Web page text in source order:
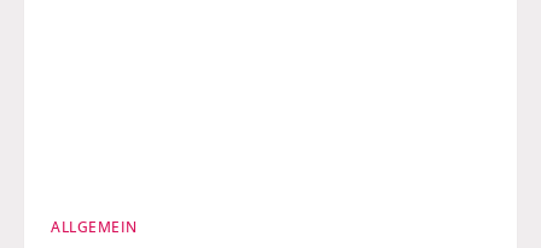
ALLGEMEIN